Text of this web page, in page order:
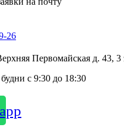
26
Первомайская д. 43, 3
с 9:30 до 18:30